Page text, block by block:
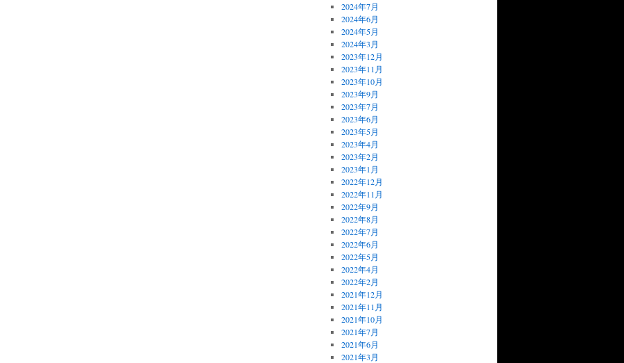
2024年7月
2024年6月
2024年5月
2024年3月
2023年12月
2023年11月
2023年10月
2023年9月
2023年7月
2023年6月
2023年5月
2023年4月
2023年2月
2023年1月
2022年12月
2022年11月
2022年9月
2022年8月
2022年7月
2022年6月
2022年5月
2022年4月
2022年2月
2021年12月
2021年11月
2021年10月
2021年7月
2021年6月
2021年3月